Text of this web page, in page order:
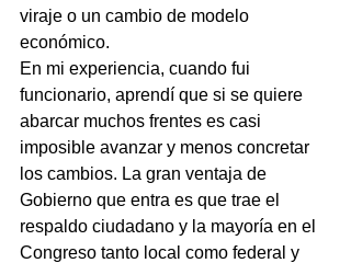
viraje o un cambio de modelo
económico.
En mi experiencia, cuando fui
funcionario, aprendí que si se quiere
abarcar muchos frentes es casi
imposible avanzar y menos concretar
los cambios. La gran ventaja de
Gobierno que entra es que trae el
respaldo ciudadano y la mayoría en el
Congreso tanto local como federal y